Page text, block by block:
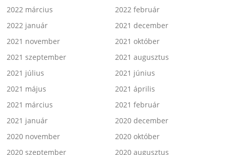
2022 március
2022 február
2022 január
2021 december
2021 november
2021 október
2021 szeptember
2021 augusztus
2021 július
2021 június
2021 május
2021 április
2021 március
2021 február
2021 január
2020 december
2020 november
2020 október
2020 szeptember
2020 augusztus